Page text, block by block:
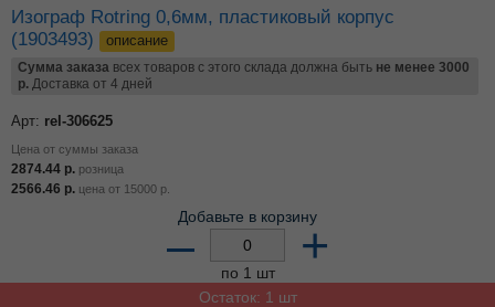
Изограф Rotring 0,6мм, пластиковый корпус
(1903493)
описание
Сумма заказа всех товаров с этого склада должна быть не менее 3000
р. Доставка от 4 дней
Арт: rel-306625
Цена от суммы заказа
2874.44 р. розница
2566.46 р. цена от 15000 р.
Добавьте в корзину
– +
по 1 шт
Остаток: 1 шт